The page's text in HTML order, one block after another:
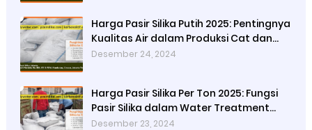
Harga Pasir Silika Putih 2025: Pentingnya
Kualitas Air dalam Produksi Cat dan
Peran Pasir Silika Sebagai Penyaring
Desember 24, 2024
Harga Pasir Silika Per Ton 2025: Fungsi
Pasir Silika dalam Water Treatment
Plant dan Pengolahan Air
Desember 23, 2024